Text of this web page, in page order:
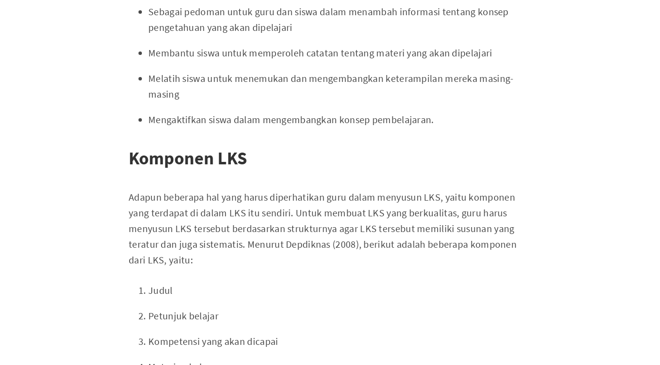
Sebagai pedoman untuk guru dan siswa dalam menambah informasi tentang konsep
pengetahuan yang akan dipelajari
Membantu siswa untuk memperoleh catatan tentang materi yang akan dipelajari
Melatih siswa untuk menemukan dan mengembangkan keterampilan mereka masing-
masing
Mengaktifkan siswa dalam mengembangkan konsep pembelajaran.
Komponen LKS
Adapun beberapa hal yang harus diperhatikan guru dalam menyusun LKS, yaitu komponen
yang terdapat di dalam LKS itu sendiri. Untuk membuat LKS yang berkualitas, guru harus
menyusun LKS tersebut berdasarkan strukturnya agar LKS tersebut memiliki susunan yang
teratur dan juga sistematis. Menurut Depdiknas (2008), berikut adalah beberapa komponen
dari LKS, yaitu:
Judul
Petunjuk belajar
Kompetensi yang akan dicapai